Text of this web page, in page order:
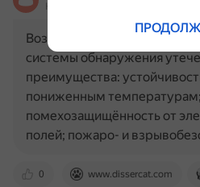
0 www.dissercat.com
Возможно, имелись в виду
системы обнаружения
преимущества:
пониженным температурам;
помехозащищённость от
полей; пожаро- и